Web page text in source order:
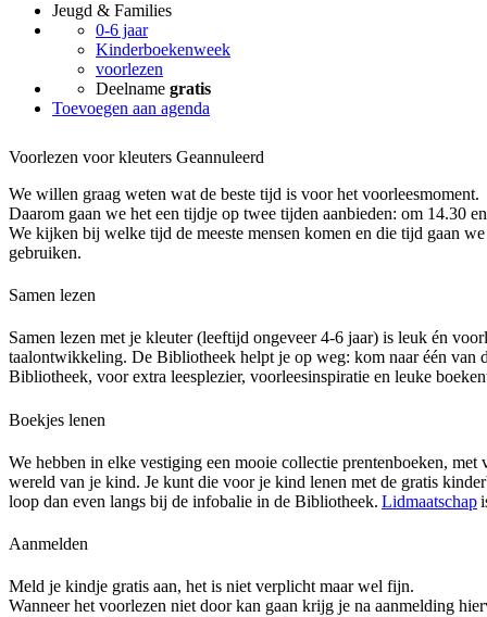
Jeugd & Families
0-6 jaar
Kinderboekenweek
voorlezen
Deelname gratis
Toevoegen aan agenda
Voorlezen voor kleuters Geannuleerd
We willen graag weten wat de beste tijd is voor het voorleesmoment.
Daarom gaan we het een tijdje op twee tijden aanbieden: om 14.30
We kijken bij welke tijd de meeste mensen komen en die tijd gaan
gebruiken.
Samen lezen
Samen lezen met je kleuter (leeftijd ongeveer 4-6 jaar) is leuk én
taalontwikkeling. De Bibliotheek helpt je op weg: kom naar één van
Bibliotheek, voor extra leesplezier, voorleesinspiratie en leuke
Boekjes lenen
We hebben in elke vestiging een mooie collectie prentenboeken, met
wereld van je kind. Je kunt die voor je kind lenen met de gratis
loop dan even langs bij de infobalie in de Bibliotheek. Lidmaatschap
Aanmelden
Meld je kindje gratis aan, het is niet verplicht maar wel fijn.
Wanneer het voorlezen niet door kan gaan krijg je na aanmelding